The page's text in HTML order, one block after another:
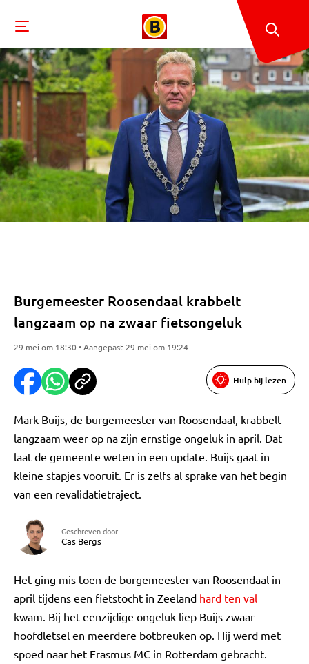
Burgemeester Roosendaal krabbelt
langzaam op na zwaar fietsongeluk
29 mei om 18:30 • Aangepast 29 mei om 19:24
Hulp bij lezen
Mark Buijs, de burgemeester van Roosendaal, krabbelt
langzaam weer op na zijn ernstige ongeluk in april. Dat
laat de gemeente weten in een update. Buijs gaat in
kleine stapjes vooruit. Er is zelfs al sprake van het begin
van een revalidatietraject.
Geschreven door
Cas Bergs
Het ging mis toen de burgemeester van Roosendaal in
april tijdens een fietstocht in Zeeland hard ten val
kwam. Bij het eenzijdige ongeluk liep Buijs zwaar
hoofdletsel en meerdere botbreuken op. Hij werd met
spoed naar het Erasmus MC in Rotterdam gebracht.